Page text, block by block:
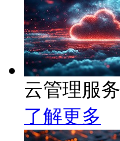
云管理服务
了解更多